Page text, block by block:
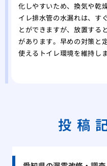
化しやすいため、換気や乾
イレ排水管の水漏れは、す
とができますが、放置する
があります。早めの対策と
使えるトイレ環境を維持し
投稿